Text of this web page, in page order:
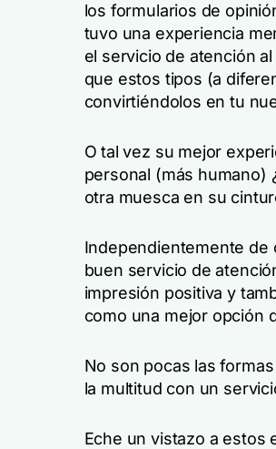
los formularios de
tuvo una experiencia
el servicio de atención
que estos tipos (a
convirtiéndolos en tu
Otal vez su mejor
personal (más humano)
otra muesca en su
Independientemente de
buen servicio de
impresión positiva y
como una mejor opción
No son pocas las
la multitud con un
Eche un vistazo a estos